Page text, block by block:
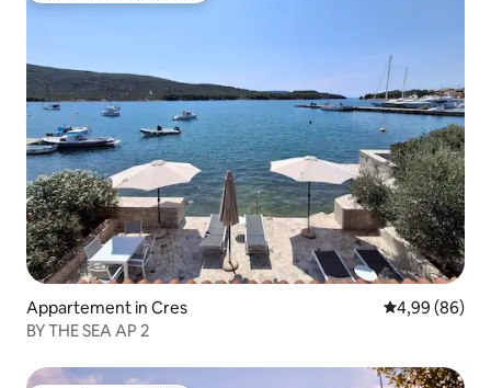
Appartement in Cres Gemiddelde
4,99 (86)
BY THE SEA AP 2